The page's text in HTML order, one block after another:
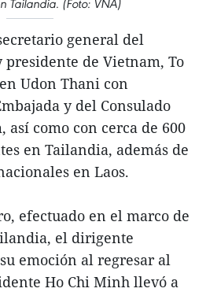
Tailandia. (Foto: VNA)
general del
presidente de Vietnam, To
Udon Thani con
y del Consulado
así como con cerca de 600
en Tailandia, además de
en Laos.
efectuado en el marco de
el dirigente
emoción al regresar al
Ho Chi Minh llevó a